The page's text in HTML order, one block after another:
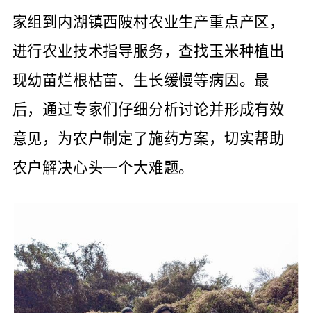
家组到内湖镇西陂村农业生产重点产区，
进行农业技术指导服务，查找玉米种植出
现幼苗烂根枯苗、生长缓慢等病因。最
后，通过专家们仔细分析讨论并形成有效
意见，为农户制定了施药方案，切实帮助
农户解决心头一个大难题。